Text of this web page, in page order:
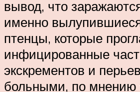
вывод, что
именно
птенцы, которые
инфицированные
экскрементов и
больными, по мнению